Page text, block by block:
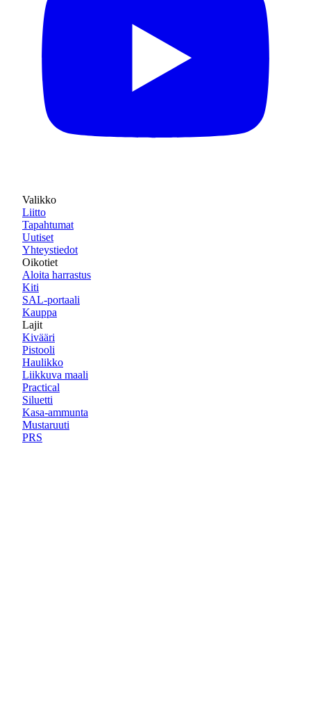
Valikko
Liitto
Tapahtumat
Uutiset
Yhteystiedot
Oikotiet
Aloita harrastus
Kiti
SAL-portaali
Kauppa
Lajit
Kivääri
Pistooli
Haulikko
Liikkuva maali
Practical
Siluetti
Kasa-ammunta
Mustaruuti
PRS